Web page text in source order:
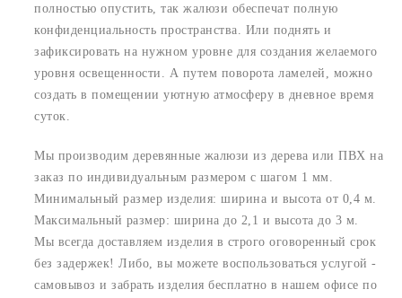
полностью опустить, так жалюзи обеспечат полную
конфиденциальность пространства. Или поднять и
зафиксировать на нужном уровне для создания желаемого
уровня освещенности. А путем поворота ламелей, можно
создать в помещении уютную атмосферу в дневное время
суток.
Мы производим деревянные жалюзи из дерева или ПВХ на
заказ по индивидуальным размером с шагом 1 мм.
Минимальный размер изделия: ширина и высота от 0,4 м.
Максимальный размер: ширина до 2,1 и высота до 3 м.
Мы всегда доставляем изделия в строго оговоренный срок
без задержек! Либо, вы можете воспользоваться услугой -
самовывоз и забрать изделия бесплатно в нашем офисе по